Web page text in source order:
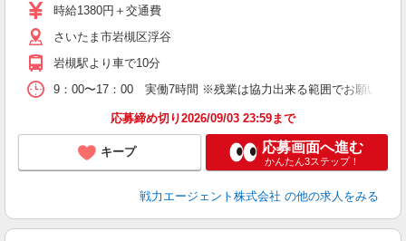
時給1380円＋交通費
さいたま市岩槻区浮谷
岩槻駅より車で10分
9：00〜17：00 実働7時間 ※残業は協力出来る範囲でお願いし
応募締め切り2026/09/03 23:59まで
キープ 応募画面へ進む
かんたん3ステップ！
戦力エージェント株式会社 の他の求人をみる